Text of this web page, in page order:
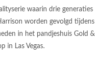
waarin drie generaties
worden gevolgd tijdens
in het pandjeshuis Gold &
in Las Vegas.